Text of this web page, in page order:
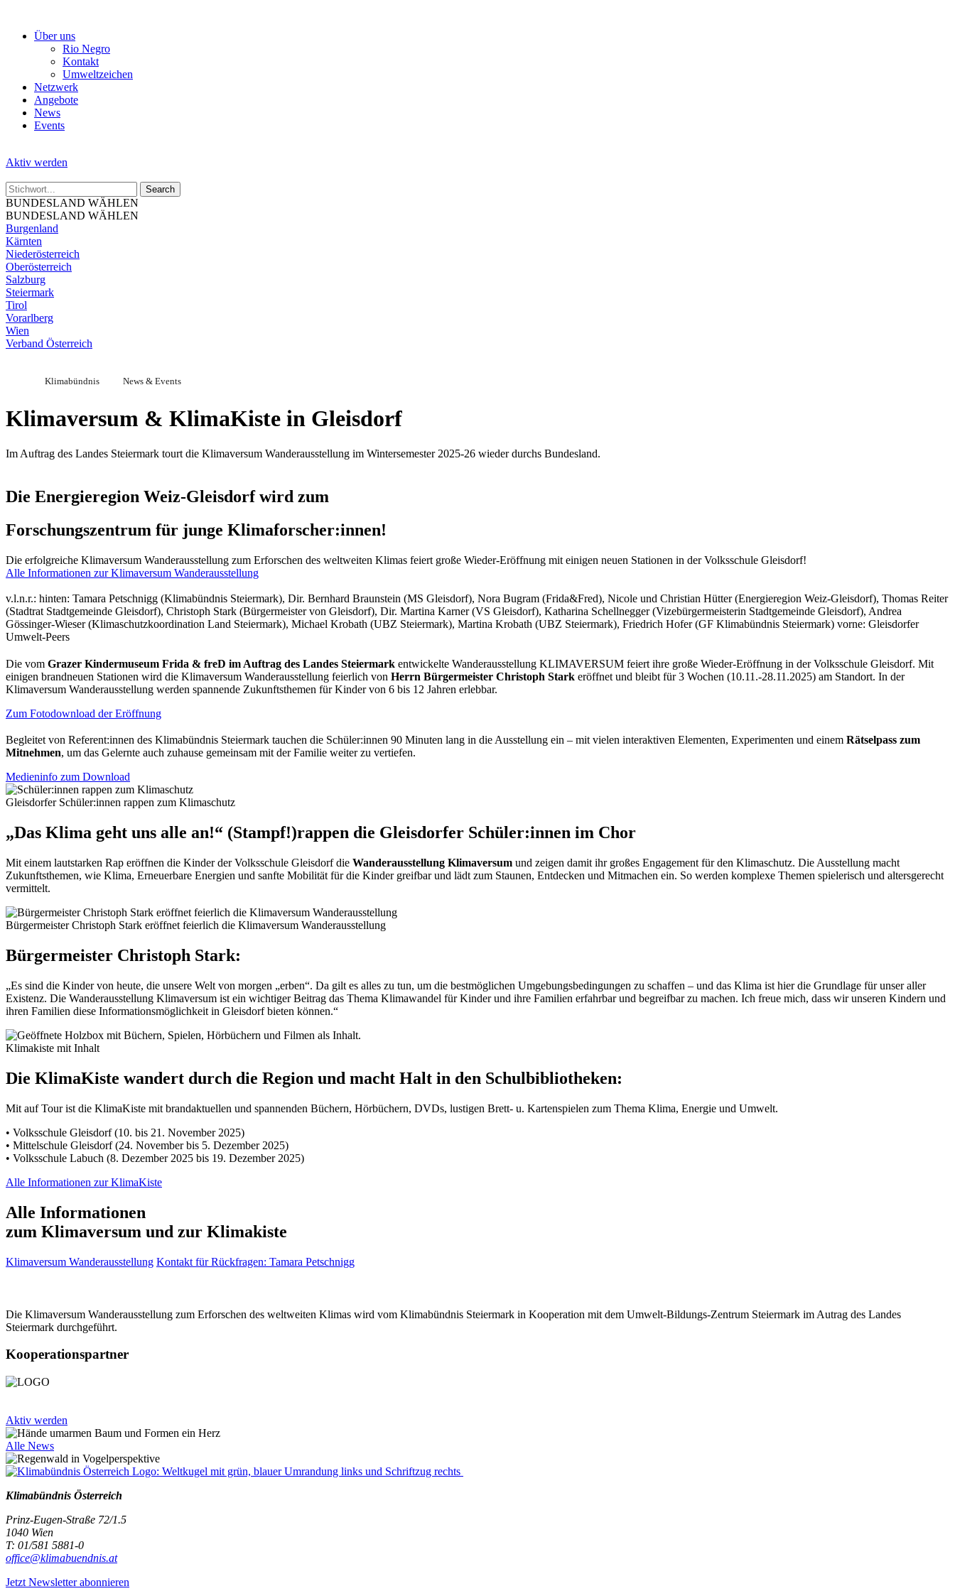
Über uns
Rio Negro
Kontakt
Umweltzeichen
Netzwerk
Angebote
News
Events
Aktiv werden
BUNDESLAND WÄHLEN
BUNDESLAND WÄHLEN
Burgenland
Kärnten
Niederösterreich
Oberösterreich
Salzburg
Steiermark
Tirol
Vorarlberg
Wien
Verband Österreich
Klimabündnis News & Events
Klimaversum & KlimaKiste in Gleisdorf
Im Auftrag des Landes Steiermark tourt die Klimaversum Wanderausstellung im Wintersemester 2025-26 wieder durchs Bundesland.
Die Energieregion Weiz-Gleisdorf wird zum
Forschungszentrum für junge Klimaforscher:innen!
Die erfolgreiche Klimaversum Wanderausstellung zum Erforschen des weltweiten Klimas feiert große Wieder-Eröffnung mit einigen neuen Stationen in der Volksschule Gleisdorf!
Alle Informationen zur Klimaversum Wanderausstellung
v.l.n.r.: hinten: Tamara Petschnigg (Klimabündnis Steiermark), Dir. Bernhard Braunstein (MS Gleisdorf), Nora Bugram (Frida&Fred), Nicole und Christian Hütter (Energieregion Weiz-Gleisdorf), Thomas Reiter
(Stadtrat Stadtgemeinde Gleisdorf), Christoph Stark (Bürgermeister von Gleisdorf), Dir. Martina Karner (VS Gleisdorf), Katharina Schellnegger (Vizebürgermeisterin Stadtgemeinde Gleisdorf), Andrea
Gössinger-Wieser (Klimaschutzkoordination Land Steiermark), Michael Krobath (UBZ Steiermark), Martina Krobath (UBZ Steiermark), Friedrich Hofer (GF Klimabündnis Steiermark) vorne: Gleisdorfer
Umwelt-Peers
Die vom Grazer Kindermuseum Frida & freD im Auftrag des Landes Steiermark entwickelte Wanderausstellung KLIMAVERSUM feiert ihre große Wieder-Eröffnung in der Volksschule Gleisdorf. Mit
einigen brandneuen Stationen wird die Klimaversum Wanderausstellung feierlich von Herrn Bürgermeister Christoph Stark eröffnet und bleibt für 3 Wochen (10.11.-28.11.2025) am Standort. In der
Klimaversum Wanderausstellung werden spannende Zukunftsthemen für Kinder von 6 bis 12 Jahren erlebbar.
Zum Fotodownload der Eröffnung
Begleitet von Referent:innen des Klimabündnis Steiermark tauchen die Schüler:innen 90 Minuten lang in die Ausstellung ein – mit vielen interaktiven Elementen, Experimenten und einem Rätselpass zum
Mitnehmen, um das Gelernte auch zuhause gemeinsam mit der Familie weiter zu vertiefen.
Medieninfo zum Download
Gleisdorfer Schüler:innen rappen zum Klimaschutz
„Das Klima geht uns alle an!“ (Stampf!)rappen die Gleisdorfer Schüler:innen im Chor
Mit einem lautstarken Rap eröffnen die Kinder der Volksschule Gleisdorf die Wanderausstellung Klimaversum und zeigen damit ihr großes Engagement für den Klimaschutz. Die Ausstellung macht
Zukunftsthemen, wie Klima, Erneuerbare Energien und sanfte Mobilität für die Kinder greifbar und lädt zum Staunen, Entdecken und Mitmachen ein. So werden komplexe Themen spielerisch und altersgerecht
vermittelt.
Bürgermeister Christoph Stark eröffnet feierlich die Klimaversum Wanderausstellung
Bürgermeister Christoph Stark:
„Es sind die Kinder von heute, die unsere Welt von morgen „erben“. Da gilt es alles zu tun, um die bestmöglichen Umgebungsbedingungen zu schaffen – und das Klima ist hier die Grundlage für unser aller
Existenz. Die Wanderausstellung Klimaversum ist ein wichtiger Beitrag das Thema Klimawandel für Kinder und ihre Familien erfahrbar und begreifbar zu machen. Ich freue mich, dass wir unseren Kindern und
ihren Familien diese Informationsmöglichkeit in Gleisdorf bieten können.“
Klimakiste mit Inhalt
Die KlimaKiste wandert durch die Region und macht Halt in den Schulbibliotheken:
Mit auf Tour ist die KlimaKiste mit brandaktuellen und spannenden Büchern, Hörbüchern, DVDs, lustigen Brett- u. Kartenspielen zum Thema Klima, Energie und Umwelt.
• Volksschule Gleisdorf (10. bis 21. November 2025)
• Mittelschule Gleisdorf (24. November bis 5. Dezember 2025)
• Volksschule Labuch (8. Dezember 2025 bis 19. Dezember 2025)
Alle Informationen zur KlimaKiste
Alle Informationen
zum Klimaversum und zur Klimakiste
Klimaversum Wanderausstellung Kontakt für Rückfragen: Tamara Petschnigg
Die Klimaversum Wanderausstellung zum Erforschen des weltweiten Klimas wird vom Klimabündnis Steiermark in Kooperation mit dem Umwelt-Bildungs-Zentrum Steiermark im Autrag des Landes
Steiermark durchgeführt.
Kooperationspartner
Aktiv werden
Alle News
Klimabündnis Österreich
Prinz-Eugen-Straße 72/1.5
1040 Wien
T: 01/581 5881-0
office@klimabuendnis.at
Jetzt Newsletter abonnieren